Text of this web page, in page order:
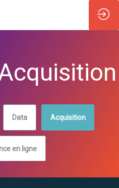
Data Acquisition
en ligne